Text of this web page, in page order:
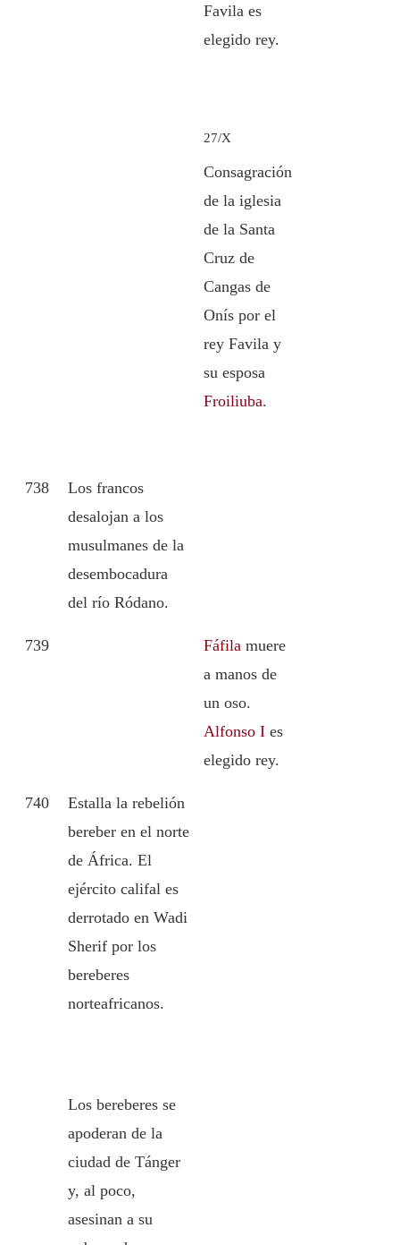
Favila es
elegido rey.
27/X
Consagración
de la iglesia
de la Santa
Cruz de
Cangas de
Onís por el
rey Favila y
su esposa
Froiliuba.
738
Los francos
desalojan a los
musulmanes de la
desembocadura
del río Ródano.
739 Fáfila muere
a manos de
un oso.
Alfonso I es
elegido rey.
740
Estalla la rebelión
bereber en el norte
de África. El
ejército califal es
derrotado en Wadi
Sherif por los
bereberes
norteafricanos.
Los bereberes se
apoderan de la
ciudad de Tánger
y, al poco,
asesinan a su